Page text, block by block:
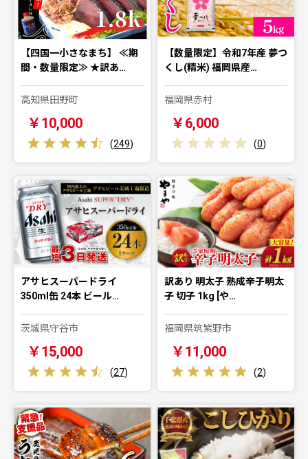
【四国一小さなまち】 ≪期
間・数量限定≫ ★訳あ…
高知県田野町
￥10,000
(249)
【数量限定】令和7年産 夢つ
くし(精米) 福岡県産…
福岡県赤村
￥6,000
(0)
アサヒスーパードライ
350ml缶 24本 ビール…
茨城県守谷市
￥15,000
(27)
訳あり 明太子 熟成辛子明太
子 切子 1kg [や…
福岡県筑紫野市
￥11,000
(2)